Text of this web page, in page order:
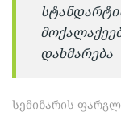
დახმარება
სემინარის